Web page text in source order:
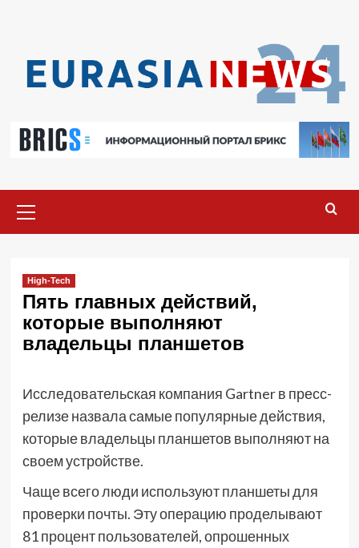
меню
High-Tech
Пять главных действий,
которые выполняют
владельцы планшетов
Исследовательская компания Gartner в пресс-
релизе назвала самые популярные действия,
которые владельцы планшетов выполняют на
своем устройстве.
Чаще всего люди используют планшеты для
проверки почты. Эту операцию проделывают
81 процент пользователей, опрошенных